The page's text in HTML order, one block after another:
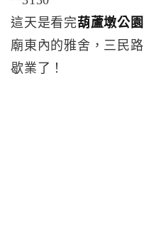
這天是看完葫蘆墩公
廟東內的雅舍，三民
歇業了！